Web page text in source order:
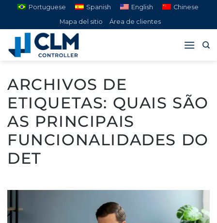
Saltar
contenido
Portuguese Spanish English
Chinese
Mapa del sitio
Área de clientes
ARCHIVOS DE
ETIQUETAS: QUAIS SÃO
AS PRINCIPAIS
FUNCIONALIDADES DO
DET